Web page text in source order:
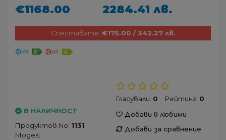
€1168.00
2284.41 лв.
Спестявате: €175.00 / 342.27 лв.
В НАЛИЧНОСТ
Продуктов No: 1131
Модел:
Гласували: 0 Рейтинг: 0
Добави в любими
Добави за сравнение